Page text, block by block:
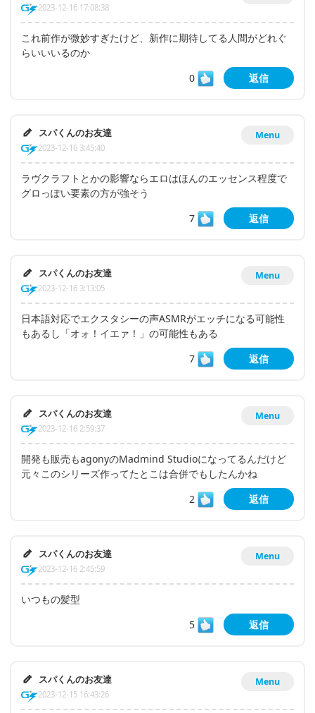
2023-12-16 17:08:38
これ前作が微妙すぎたけど、新作に期待してる人間がどれぐ
らいいいるのか
0
返信
Menu
スパくんのお友達
2023-12-16 3:45:40
ラヴクラフトとかの影響ならエロはほんのエッセンス程度で
グロっぽい要素の方が強そう
7
返信
Menu
スパくんのお友達
2023-12-16 3:13:05
日本語対応でエクスタシーの声ASMRがエッチになる可能性
もあるし「オォ！イエァ！」の可能性もある
7
返信
Menu
スパくんのお友達
2023-12-16 2:59:37
開発も販売もagonyのMadmind Studioになってるんだけど
元々このシリーズ作ってたとこは合併でもしたんかね
2
返信
Menu
スパくんのお友達
2023-12-16 2:45:59
いつもの髪型
5
返信
Menu
スパくんのお友達
2023-12-15 16:43:26